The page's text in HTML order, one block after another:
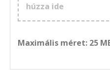
húzza ide
Maximális méret: 25